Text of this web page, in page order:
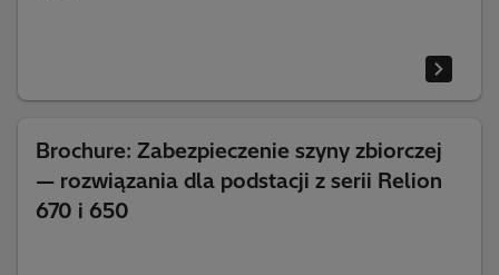
Brochure: Zabezpieczenie szyny zbiorczej
— rozwiązania dla podstacji z serii Relion
670 i 650